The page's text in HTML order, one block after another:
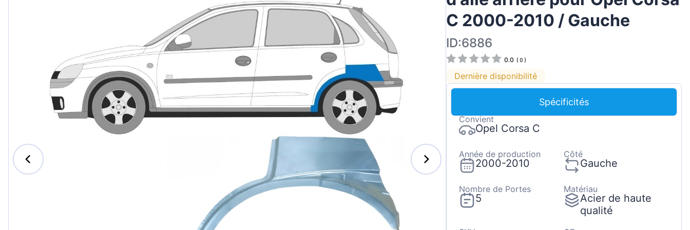
Magyar
Lietuvių
Ford
Hyundai
Iveco
Jeep
Kia
Mercedes-Benz
Nissan
Opel Vauxhall
C 2000-2010 / Gauche
ID:6886
0.0 ( 0 )
Dernière disponibilité
Spécificités
Convient
Opel Corsa C
Année de production
2000-2010
Côté
Gauche
Nombre de Portes
5
Matériau
Acier de haute
qualité